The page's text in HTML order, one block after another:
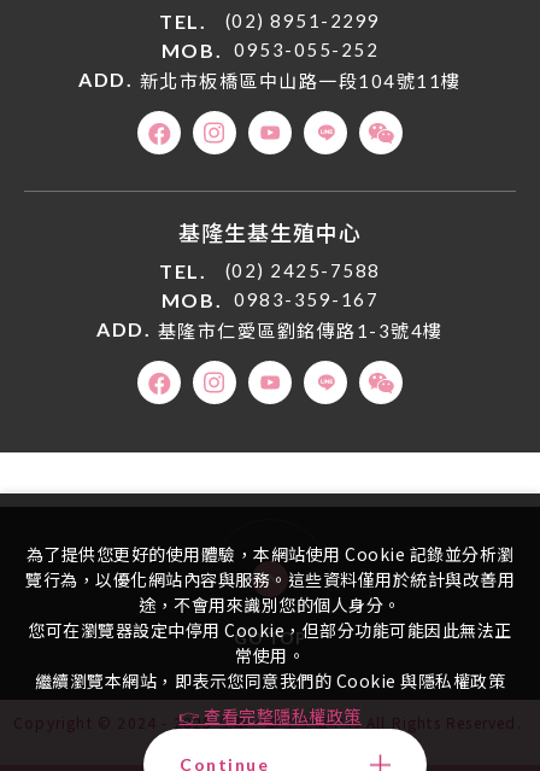
TEL. (02) 8951-2299
MOB. 0953-055-252
ADD. 新北市板橋區中山路一段104號11樓
基隆生基生殖中心
TEL. (02) 2425-7588
MOB. 0983-359-167
ADD. 基隆市仁愛區劉銘傳路1-3號4樓
GO TOP
Copyright © 2024 - 2025 生基．基生生殖中心 All Rights Reserved.
為了提供您更好的使用體驗，本網站使用 Cookie 記錄並分析瀏
覽行為，以優化網站內容與服務。這些資料僅用於統計與改善用
途，不會用來識別您的個人身分。
您可在瀏覽器設定中停用 Cookie，但部分功能可能因此無法正
常使用。
繼續瀏覽本網站，即表示您同意我們的 Cookie 與隱私權政策
👉 查看完整隱私權政策
Continue